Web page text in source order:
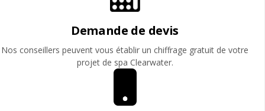
Demande de devis
Nos conseillers peuvent vous établir un chiffrage gratuit de votre
projet de spa Clearwater.